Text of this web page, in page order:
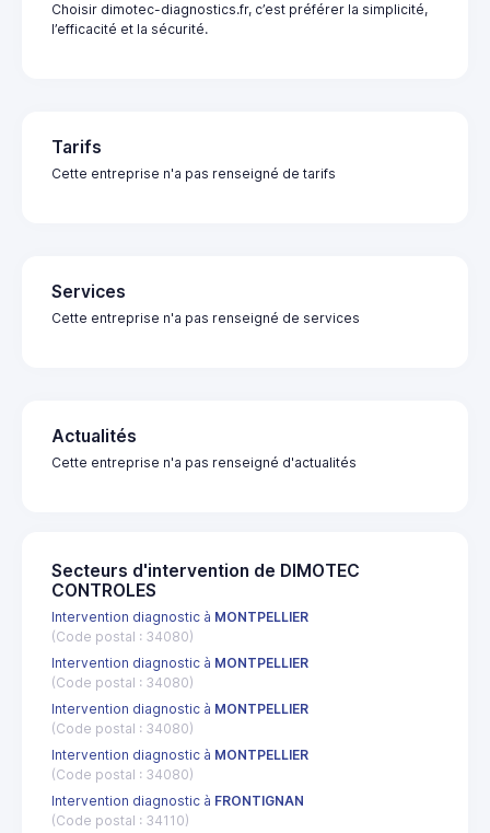
Choisir dimotec-diagnostics.fr, c’est préférer la simplicité,
l’efficacité et la sécurité.
Tarifs
Cette entreprise n'a pas renseigné de tarifs
Services
Cette entreprise n'a pas renseigné de services
Actualités
Cette entreprise n'a pas renseigné d'actualités
Secteurs d'intervention de DIMOTEC
CONTROLES
Intervention diagnostic à MONTPELLIER
(Code postal : 34080)
Intervention diagnostic à MONTPELLIER
(Code postal : 34080)
Intervention diagnostic à MONTPELLIER
(Code postal : 34080)
Intervention diagnostic à MONTPELLIER
(Code postal : 34080)
Intervention diagnostic à FRONTIGNAN
(Code postal : 34110)